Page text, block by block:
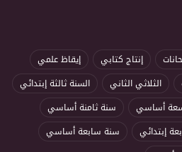
إنتاج كتابي
إيقاظ علمي
الثلاثي الثاني
السنة ثالثة إبتدائي
أساسي
سنة ثامنة أساسي
إبتدائي
سنة سابعة أساسي